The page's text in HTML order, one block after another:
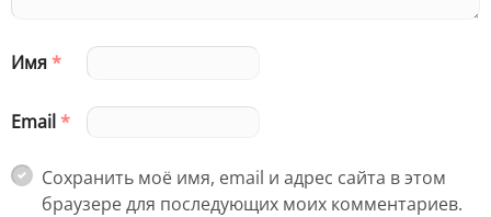
Имя*
Email*
Сохранить моё имя, email и адрес сайта в этом
браузере для последующих моих комментариев.